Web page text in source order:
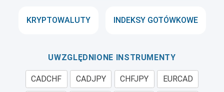
KRYPTOWALUTY INDEKSY GOTÓWKOWE
UWZGLĘDNIONE INSTRUMENTY
CADCHF CADJPY CHFJPY EURCAD